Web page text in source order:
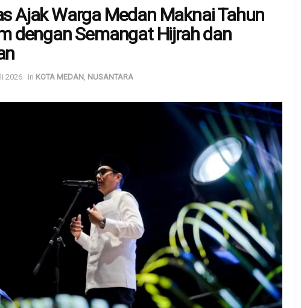
Ajak Warga Medan Maknai Tahun
dengan Semangat Hijrah dan
2026 in KOTA MEDAN, NUSANTARA